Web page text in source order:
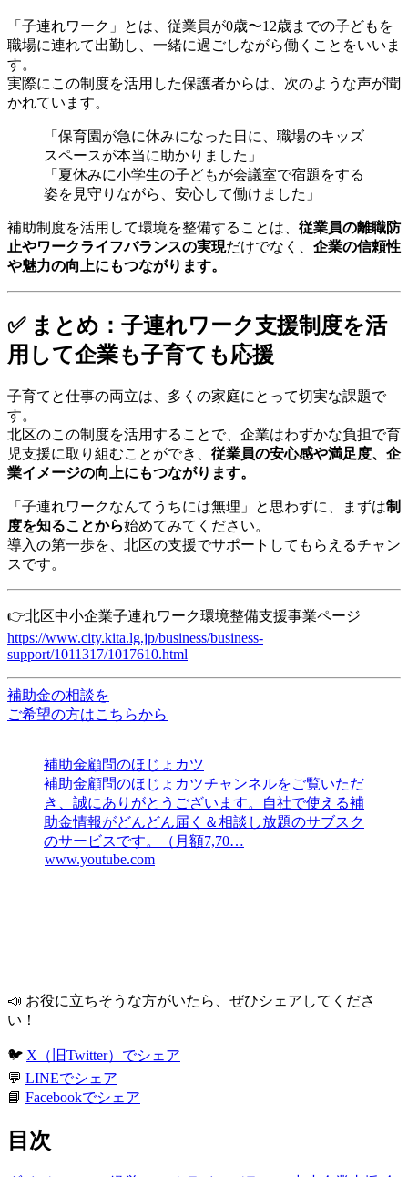
「子連れワーク」とは、従業員が0歳〜12歳までの子どもを
職場に連れて出勤し、一緒に過ごしながら働くことをいいま
す。
実際にこの制度を活用した保護者からは、次のような声が聞
かれています。
「保育園が急に休みになった日に、職場のキッズ
スペースが本当に助かりました」
「夏休みに小学生の子どもが会議室で宿題をする
姿を見守りながら、安心して働けました」
補助制度を活用して環境を整備することは、 従業員の離職防
止やワークライフバランスの実現だけでなく、 企業の信頼性
や魅力の向上にもつながります。
✅ まとめ：子連れワーク支援制度を活
用して企業も子育ても応援
子育てと仕事の両立は、多くの家庭にとって切実な課題で
す。
北区のこの制度を活用することで、企業はわずかな負担で育
児支援に取り組むことができ、 従業員の安心感や満足度、企
業イメージの向上にもつながります。
「子連れワークなんてうちには無理」と思わずに、まずは制
度を知ることから始めてみてください。
導入の第一歩を、北区の支援でサポートしてもらえるチャン
スです。
👉北区中小企業子連れワーク環境整備支援事業ページ
https://www.city.kita.lg.jp/business/business-
support/1011317/1017610.html
補助金の相談を
ご希望の方はこちらから
補助金顧問のほじょカツ
補助金顧問のほじょカツチャンネルをご覧いただ
き、誠にありがとうございます。自社で使える補
助金情報がどんどん届く＆相談し放題のサブスク
のサービスです。（月額7,70…
www.youtube.com
📣 お役に立ちそうな方がいたら、ぜひシェアしてくださ
い！
🐦 X（旧Twitter）でシェア
💬 LINEでシェア
📘 Facebookでシェア
目次